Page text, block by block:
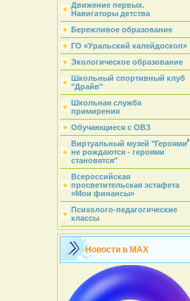
Движение первых.
Навигаторы детства
Бережливое образование
ГО «Уральский калейдоскоп»
Экологическое образование
Школьный спортивный клуб
"Драйв"
Школьная служба
примирения
Обучающиеся с ОВЗ
Виртуальный музей "Героями
не рождаются - героями
становятся"
Всероссийская
просветительская эстафета
«Мои финансы»
Психолого-педагогические
классы
Новости в MAX